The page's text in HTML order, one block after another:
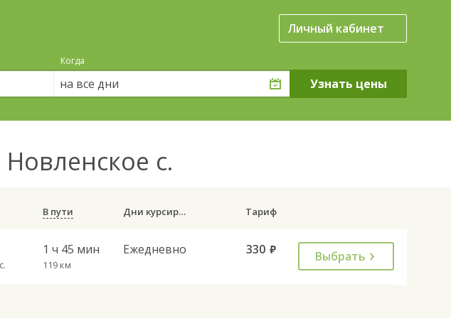
Личный кабинет
Когда
на все дни
с.
В пути Дни курсирования Тариф
1 ч 45 мин
119 км
Ежедневно 330 руб. Выбрать